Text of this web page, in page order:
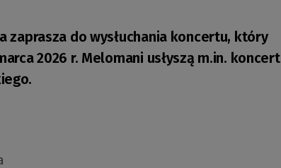
zaprasza do wysłuchania koncertu, który
2026 r. Melomani usłyszą m.in. koncert